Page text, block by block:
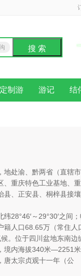
搜 索
定制游 游记 结
处渝、黔两省（直辖
重庆特色工业基地、
、正安县、桐梓县接
纬28°46′～29°30′之间
人口68.65万（常住人
。位于四川盆地东南边
境内海拔340米—2251米
唐太宗贞观十一年（公